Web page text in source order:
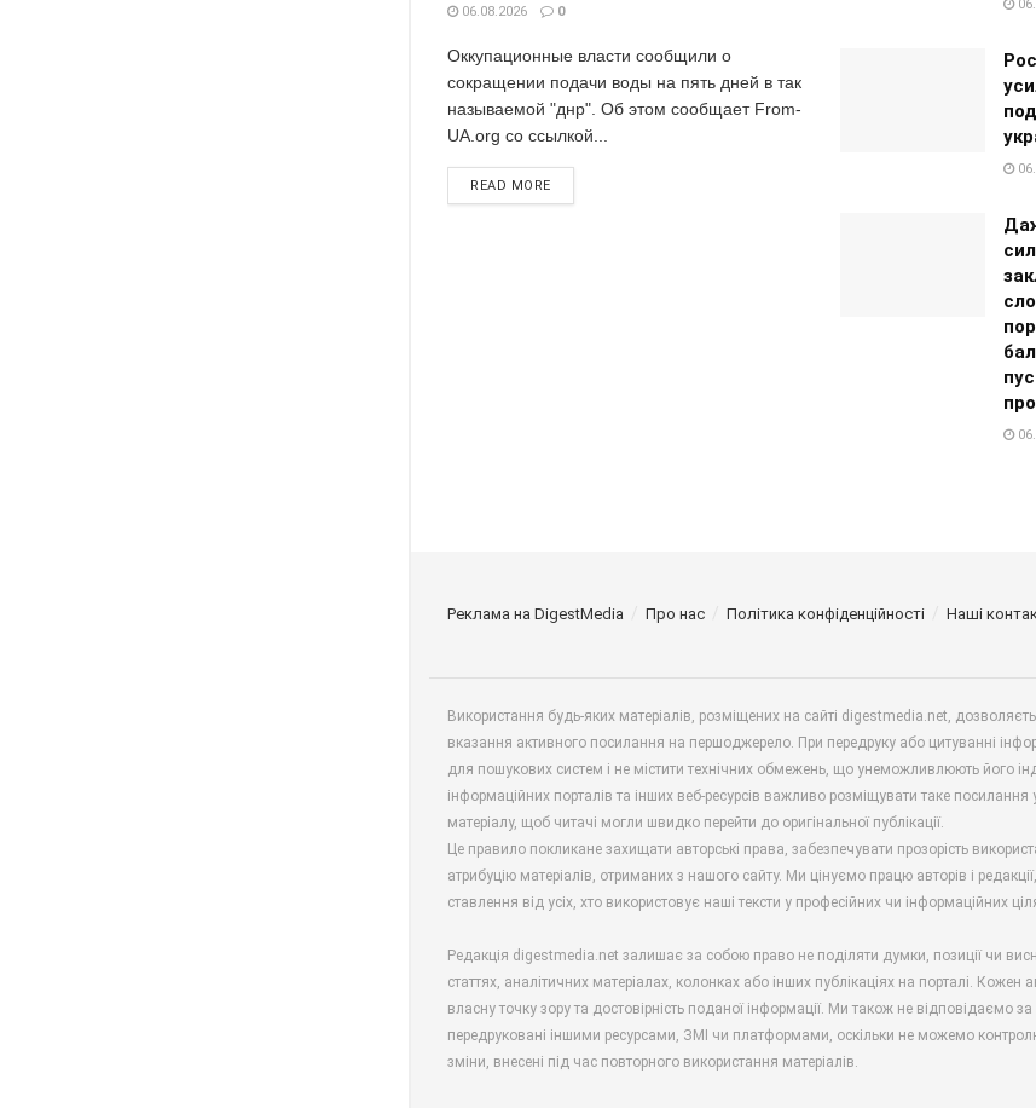
06.08.2026 0
Оккупационные власти сообщили о
сокращении подачи воды на пять дней в так
называемой "днр". Об этом сообщает From-
UA.org со ссылкой...
READ MORE
Реклама на DigestMedia Про нас Політика конфіденційності Наші
Використання будь-яких матеріалів, розміщених на сайті digestmedia.net,
вказання активного посилання на першоджерело. При передруку або цитуванні
для пошукових систем і не містити технічних обмежень, що унеможливлюють його
інформаційних порталів та інших веб-ресурсів важливо розміщувати таке
матеріалу, щоб читачі могли швидко перейти до оригінальної публікації.
Це правило покликане захищати авторські права, забезпечувати прозорість
атрибуцію матеріалів, отриманих з нашого сайту. Ми цінуємо працю авторів і
ставлення від усіх, хто використовує наші тексти у професійних чи інформаційних
Редакція digestmedia.net залишає за собою право не поділяти думки, позиції чи
статтях, аналітичних матеріалах, колонках або інших публікаціях на порталі. Кожен
власну точку зору та достовірність поданої інформації. Ми також не відповідаємо за
передруковані іншими ресурсами, ЗМІ чи платформами, оскільки не можемо
зміни, внесені під час повторного використання матеріалів.